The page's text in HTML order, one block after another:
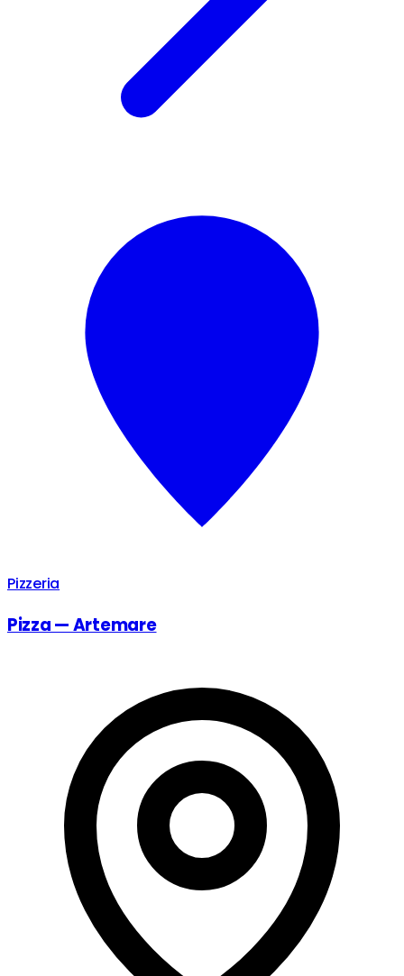
Pizzeria
Pizza — Artemare